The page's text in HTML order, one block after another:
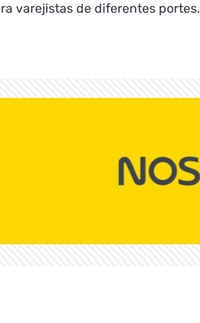
varejistas de diferentes portes.